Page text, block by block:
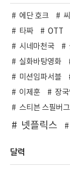
에단 호크
타짜
OTT
시네마천국
실화바탕영화
미션임파서블
이제훈
장국
스티븐 스필버그
넷플릭스
달력